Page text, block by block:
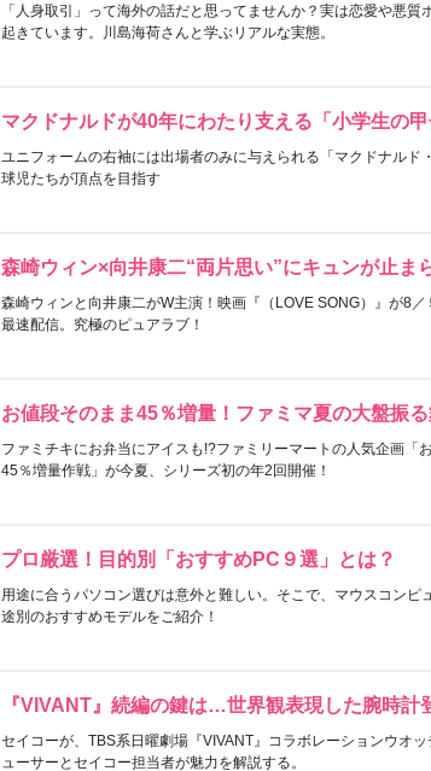
「人身取引」って海外の話だと思ってませんか？実は恋愛や悪質
起きています。川島海荷さんと学ぶリアルな実態。
マクドナルドが40年にわたり支える「小学生の甲
ユニフォームの右袖には出場者のみに与えられる「マクドナルド
球児たちが頂点を目指す
森崎ウィン×向井康二“両片思い”にキュンが止ま
森崎ウィンと向井康二がW主演！映画『（LOVE SONG）』が8
最速配信。究極のピュアラブ！
お値段そのまま45％増量！ファミマ夏の大盤振
ファミチキにお弁当にアイスも!?ファミリーマートの人気企画「
45％増量作戦」が今夏、シリーズ初の年2回開催！
プロ厳選！目的別「おすすめPC９選」とは？
用途に合うパソコン選びは意外と難しい。そこで、マウスコンピ
途別のおすすめモデルをご紹介！
『VIVANT』続編の鍵は…世界観表現した腕時計
セイコーが、TBS系日曜劇場『VIVANT』コラボレーションウオ
ューサーとセイコー担当者が魅力を解説する。